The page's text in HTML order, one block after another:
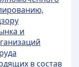
и
в состав